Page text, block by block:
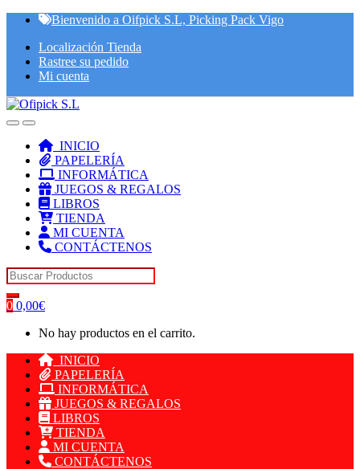
Skip
navigation
Skip
content
Bienvenido a Oifpick S.L, Picking Pack Vigo
Localización Tienda
Rastree su pedido
Mi cuenta
INICIO
PAPELERÍA
INFORMÁTICA
JUEGOS & REGALOS
LIBROS
TIENDA
MI CUENTA
CONTÁCTENOS
Search for:
0 0,00€
No hay productos en el carrito.
INICIO
PAPELERÍA
INFORMÁTICA
JUEGOS & REGALOS
LIBROS
TIENDA
MI CUENTA
CONTÁCTENOS